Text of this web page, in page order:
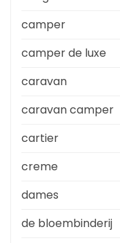
camper
camper de luxe
caravan
caravan camper
cartier
creme
dames
de bloembinderij